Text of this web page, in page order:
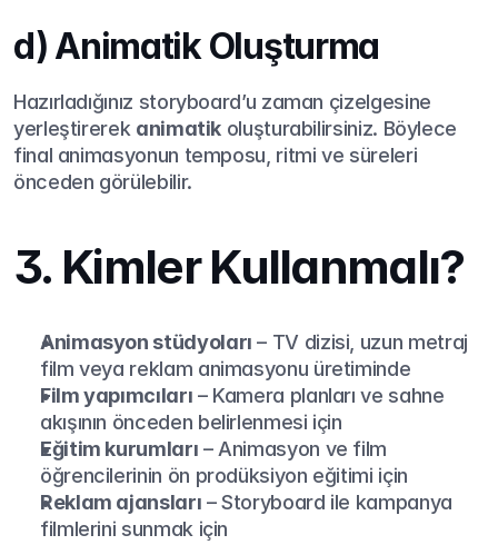
d) Animatik Oluşturma
Hazırladığınız storyboard’u zaman çizelgesine
yerleştirerek animatik oluşturabilirsiniz. Böylece
final animasyonun temposu, ritmi ve süreleri
önceden görülebilir.
3. Kimler Kullanmalı?
Animasyon stüdyoları – TV dizisi, uzun metraj
film veya reklam animasyonu üretiminde
Film yapımcıları – Kamera planları ve sahne
akışının önceden belirlenmesi için
Eğitim kurumları – Animasyon ve film
öğrencilerinin ön prodüksiyon eğitimi için
Reklam ajansları – Storyboard ile kampanya
filmlerini sunmak için